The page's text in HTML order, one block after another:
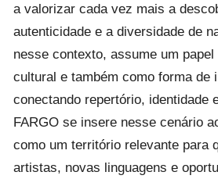
a valorizar cada vez mais a
autenticidade e a diversidade de
nesse contexto, assume um
cultural e também como forma de
conectando repertório, identidade
FARGO se insere nesse cenário
como um território relevante para
artistas, novas linguagens e